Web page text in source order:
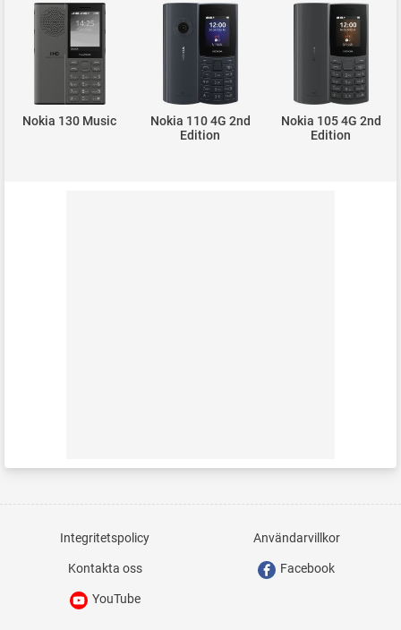
Nokia 130 Music
Nokia 110 4G 2nd
Edition
Nokia 105 4G 2nd
Edition
Integritetspolicy Användarvillkor
Kontakta oss Facebook
YouTube